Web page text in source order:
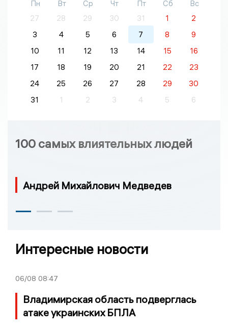
Пн Вт Ср Чт Пт Сб
Вс
27
28 29 30 31 1
2
3
4 5 6 7 8
9
10
11 12 13 14 15
16
17
18 19 20 21 22
23
24
25 26 27 28 29
30
31
1 2 3 4 5 6
100 самых влиятельных людей
Андрей Михайлович Медведев
Интересные новости
06/08 08:47
Владимирская область подверглась
атаке украинских БПЛА